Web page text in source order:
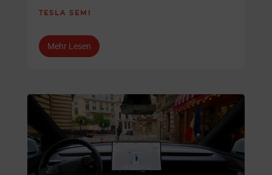
TESLA SEMI
Mehr Lesen